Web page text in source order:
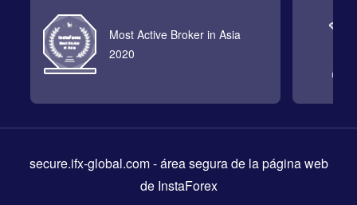
Most Active Broker in Asia
2020
secure.ifx-global.com- área segura de la página web
de InstaForex